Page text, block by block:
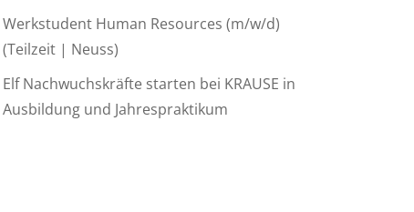
Werkstudent Human Resources (m/w/d)
(Teilzeit | Neuss)
Elf Nachwuchskräfte starten bei KRAUSE in
Ausbildung und Jahrespraktikum